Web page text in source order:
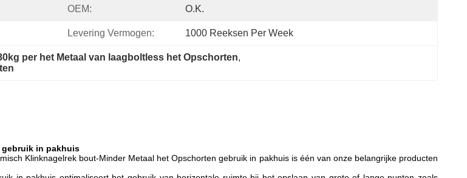
OEM: O.K.
Levering Vermogen: 1000 Reeksen Per Week
per het Metaal van laagboltless het Opschorten,
gebruik in pakhuis
Klinknagelrek bout-Minder Metaal het Opschorten gebruik in pakhuis is één van onze belangrijke producten